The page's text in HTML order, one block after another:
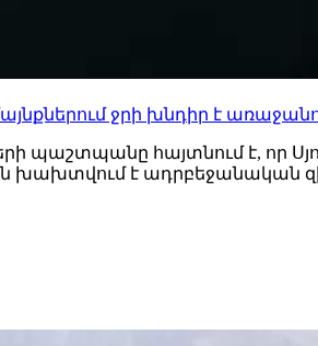
ջրի խնդիր է
պաշտպանը հայտնում է, որ
խախտվում է ադրբեջանական